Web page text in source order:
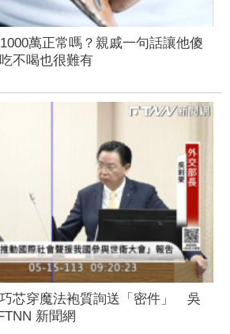
萬正常嗎？親戚一句話讓他傻
不喝也很難有
芯穿魔法袍質詢送「密件」 吳
新聞網